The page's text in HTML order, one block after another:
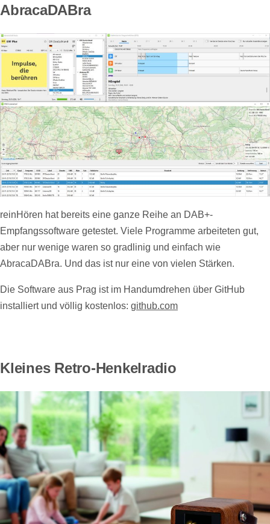
AbracaDABra
reinHören hat bereits eine ganze Reihe an DAB+-
Empfangssoftware getestet. Viele Programme arbeiteten gut,
aber nur wenige waren so gradlinig und einfach wie
AbracaDABra. Und das ist nur eine von vielen Stärken.
Die Software aus Prag ist im Handumdrehen über GitHub
installiert und völlig kostenlos: github.com
Kleines Retro-Henkelradio